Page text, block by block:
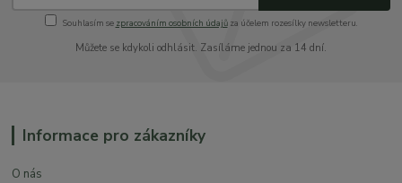
Souhlasím se zpracováním osobních údajůza účelem rozesílky newsletteru.
Můžete se kdykoli odhlásit. Zasíláme jednou za 14 dní.
Informace pro zákazníky
O nás